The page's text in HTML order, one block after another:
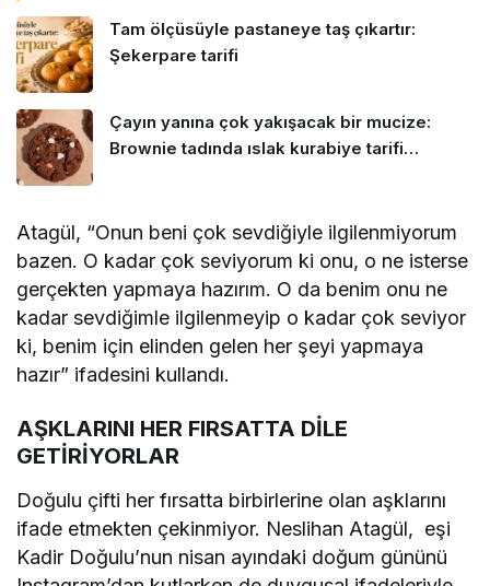
Tam ölçüsüyle pastaneye taş çıkartır:
Şekerpare tarifi
Çayın yanına çok yakışacak bir mucize:
Brownie tadında ıslak kurabiye tarifi…
Atagül, “Onun beni çok sevdiğiyle ilgilenmiyorum
bazen. O kadar çok seviyorum ki onu, o ne isterse
gerçekten yapmaya hazırım. O da benim onu ne
kadar sevdiğimle ilgilenmeyip o kadar çok seviyor
ki, benim için elinden gelen her şeyi yapmaya
hazır” ifadesini kullandı.
AŞKLARINI HER FIRSATTA DİLE
GETİRİYORLAR
Doğulu çifti her fırsatta birbirlerine olan aşklarını
ifade etmekten çekinmiyor. Neslihan Atagül, eşi
Kadir Doğulu’nun nisan ayındaki doğum gününü